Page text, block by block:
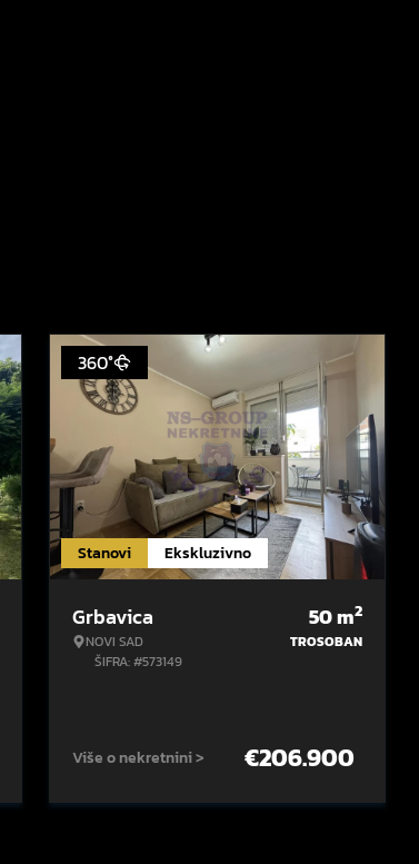
Stanovi Ekskluzivno
360°
Grbavica
NOVI SAD
ŠIFRA: #573149
50m2
TROSOBAN
Više o nekretnini > €206.900